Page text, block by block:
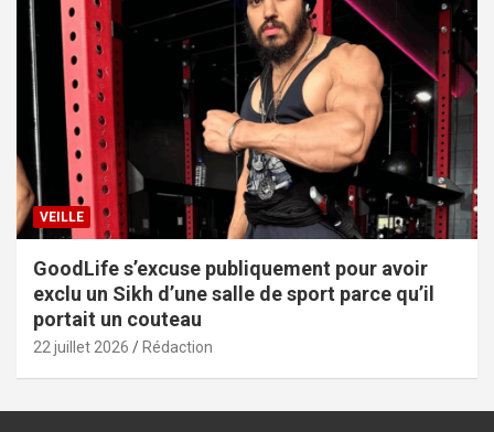
VEILLE
GoodLife s’excuse publiquement pour avoir
exclu un Sikh d’une salle de sport parce qu’il
portait un couteau
22 juillet 2026 Rédaction